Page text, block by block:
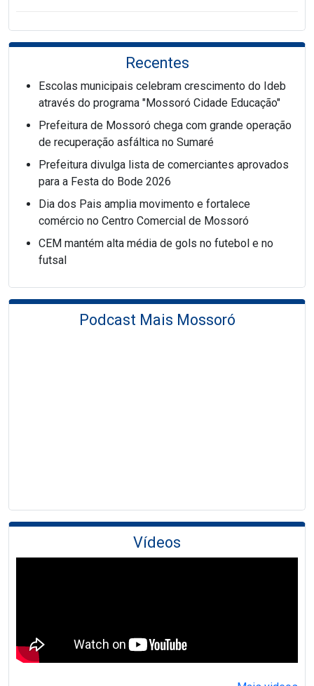
Recentes
Escolas municipais celebram crescimento do Ideb
através do programa "Mossoró Cidade Educação"
Prefeitura de Mossoró chega com grande operação
de recuperação asfáltica no Sumaré
Prefeitura divulga lista de comerciantes aprovados
para a Festa do Bode 2026
Dia dos Pais amplia movimento e fortalece
comércio no Centro Comercial de Mossoró
CEM mantém alta média de gols no futebol e no
futsal
Podcast Mais Mossoró
Vídeos